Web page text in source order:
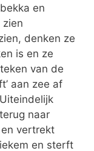
en
denken ze
is en ze
van de
aan zee af
naar
vertrekt
en sterft